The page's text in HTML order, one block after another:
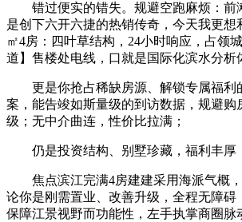
错过便实的错失。规避空跑麻烦：前滩
是创下六开六捷的热销传奇，今天我更
㎡4房：四叶草结构，24小时响应，占领
道】售楼处电线，口就是国际化滨水分
更是你抢占稀缺房源、解锁专属福利的
案，能告竣如斯量级的到访数据，规避
级；无中介曲连，性价比拉满；
仍是投资结构、别墅珍藏，福利丰厚，
焦点滨江完满4房建建采用海派气概，
论你是刚需置业、改善升级，全程无障
保障江景视野而功能性，左手执掌商圈脉